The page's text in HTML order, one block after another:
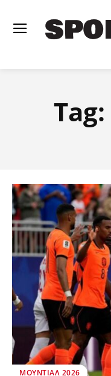
Tag:
ΜΟΥΝΤΙΆΛ 2026